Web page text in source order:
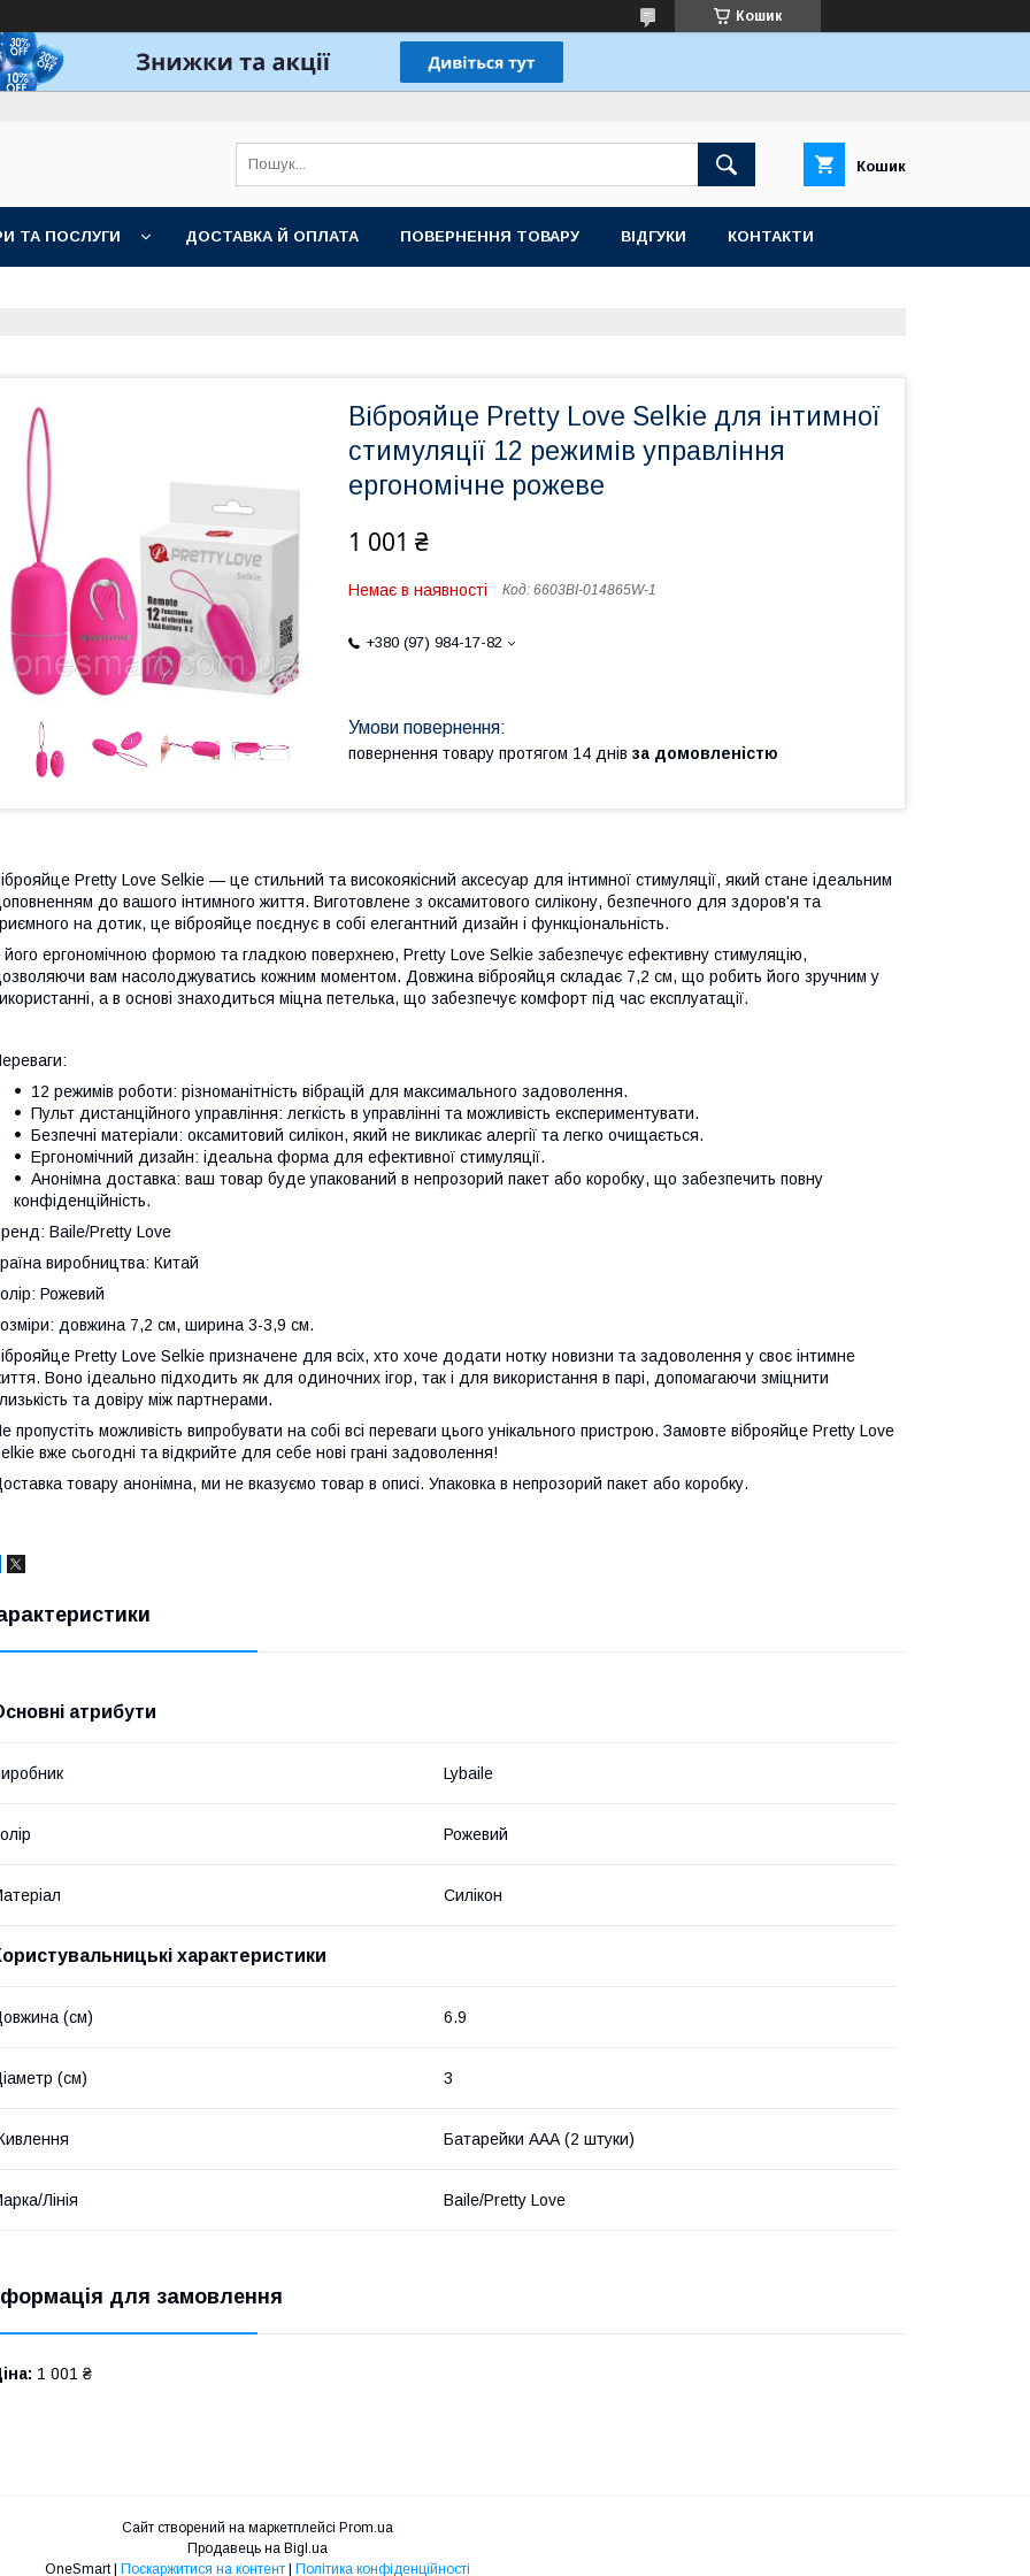
Кошик
Кошик
ТА ПОСЛУГИ ДОСТАВКА Й ОПЛАТА ПОВЕРНЕННЯ ТОВАРУ ВІДГУКИ КОНТАКТИ
Віброяйце Pretty Love Selkie для інтимної
стимуляції 12 режимів управління
ергономічне рожеве
1 001 ₴
Немає в наявності Код: 6603BI-014865W-1
+380 (97) 984-17-82
повернення товару протягом 14 днів за домовленістю
Pretty Love Selkie — це стильний та високоякісний аксесуар для інтимної стимуляції, який стане ідеальним
до вашого інтимного життя. Виготовлене з оксамитового силікону, безпечного для здоров'я та
на дотик, це віброяйце поєднує в собі елегантний дизайн і функціональність.
його ергономічною формою та гладкою поверхнею, Pretty Love Selkie забезпечує ефективну стимуляцію,
вам насолоджуватись кожним моментом. Довжина віброяйця складає 7,2 см, що робить його зручним у
а в основі знаходиться міцна петелька, що забезпечує комфорт під час експлуатації.
12 режимів роботи: різноманітність вібрацій для максимального задоволення.
Пульт дистанційного управління: легкість в управлінні та можливість експериментувати.
Безпечні матеріали: оксамитовий силікон, який не викликає алергії та легко очищається.
Ергономічний дизайн: ідеальна форма для ефективної стимуляції.
Анонімна доставка: ваш товар буде упакований в непрозорий пакет або коробку, що забезпечить повну
конфіденційність.
Baile/Pretty Love
виробництва: Китай
Рожевий
довжина 7,2 см, ширина 3-3,9 см.
Pretty Love Selkie призначене для всіх, хто хоче додати нотку новизни та задоволення у своє інтимне
Воно ідеально підходить як для одиночних ігор, так і для використання в парі, допомагаючи зміцнити
та довіру між партнерами.
пропустіть можливість випробувати на собі всі переваги цього унікального пристрою. Замовте віброяйце Pretty Love
вже сьогодні та відкрийте для себе нові грані задоволення!
товару анонімна, ми не вказуємо товар в описі. Упаковка в непрозорий пакет або коробку.
атрибути
Lybaile
Рожевий
Силікон
характеристики
(см) 6.9
(см) 3
Батарейки ААА (2 штуки)
Лінія Baile/Pretty Love
для замовлення
1 001 ₴
Сайт створений на маркетплейсі Prom.ua
Продавець на Bigl.ua
Поскаржитися на контент Політика конфіденційності